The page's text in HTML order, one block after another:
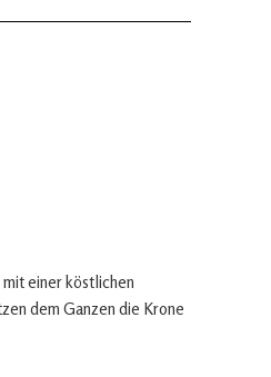
einer köstlichen
dem Ganzen die Krone